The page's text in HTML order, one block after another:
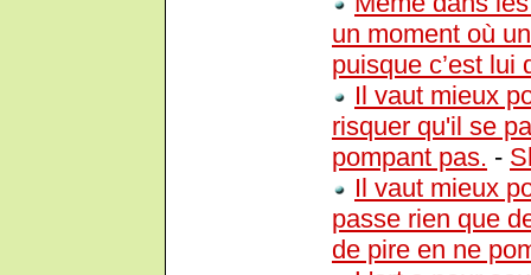
un moment où
puisque c’est lui
Il vaut mieux
risquer qu'il se
pompant pas. -
Il vaut mieux
passe rien que
de pire en ne